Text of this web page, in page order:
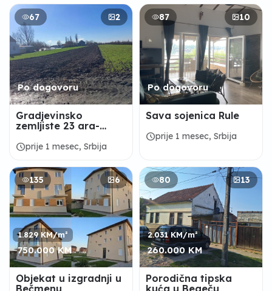
67 2
Po dogovoru
Gradjevinsko
zemljiste 23 ara-
scheduleprije 1 mesec, Srbija
87 10
Po dogovoru
Sava sojenica Rule
scheduleprije 1 mesec, Srbija
135 6
1.829 KM/m²
750.000 KM
Objekat u izgradnji u
80 13
2.031 KM/m²
260.000 KM
Porodična tipska